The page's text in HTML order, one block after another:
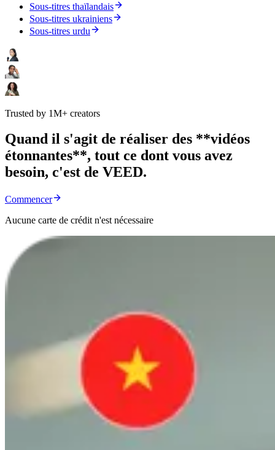
Sous-titres thaïlandais
Sous-titres ukrainiens
Sous-titres urdu
Trusted by 1M+ creators
Quand il s'agit de réaliser des **vidéos
étonnantes**, tout ce dont vous avez
besoin, c'est de VEED.
Commencer
Aucune carte de crédit n'est nécessaire